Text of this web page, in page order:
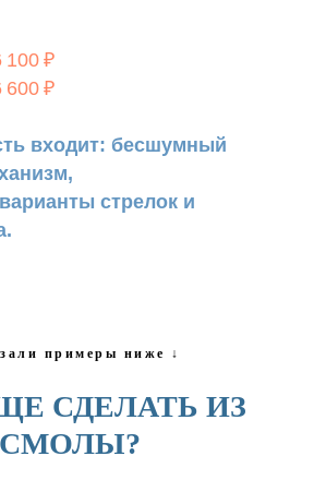
100 ₽
600 ₽
входит: бесшумный
стрелок и
примеры ниже ↓
СДЕЛАТЬ ИЗ
СМОЛЫ?